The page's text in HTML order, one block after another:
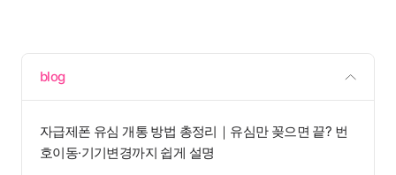
blog
자급제폰 유심 개통 방법 총정리｜유심만 꽂으면 끝? 번
호이동·기기변경까지 쉽게 설명